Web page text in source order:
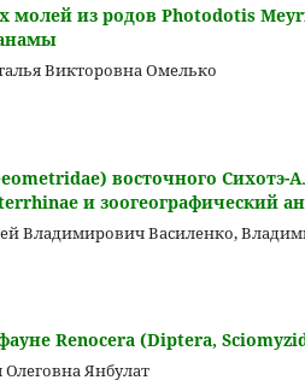
из родов Photodotis
Викторовна Омелько
восточного Сихотэ-
и зоогеографический
Владимирович Василенко,
Renocera (Diptera,
Янбулат